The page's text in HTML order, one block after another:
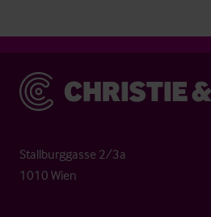
Christie & Co
Stallburggasse 2/3a
1010 Wien